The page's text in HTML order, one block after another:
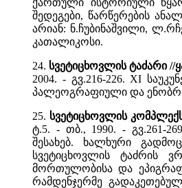
ქართული ისტორიული
შედეგები, წარწერების
არიან: ნ.ჩუბინაშვილი,
კათალიკოსი.
24. სვეტიცხოვლის ტაძარი
2004. - გვ.216-226. XI
პალეოგრაფიული და
25. სვეტიცხოვლის
ტ.5. - თბ., 1990. - გვ.261-
შესახებ. ხალხური
სვეტიცხოვლის ტაძრის
მორთულობისა და
რამდენჯერმე